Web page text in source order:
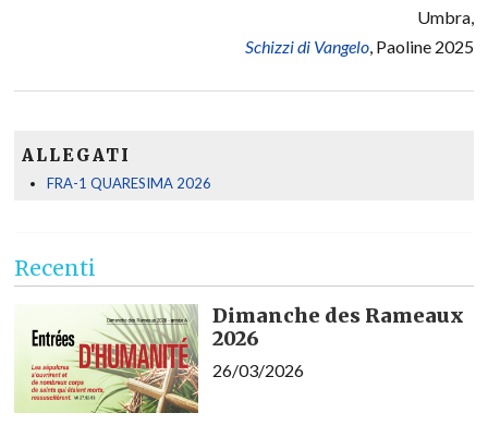
Umbra,
Schizzi di Vangelo, Paoline 2025
ALLEGATI
FRA-1 QUARESIMA 2026
Recenti
Dimanche des Rameaux
2026
26/03/2026